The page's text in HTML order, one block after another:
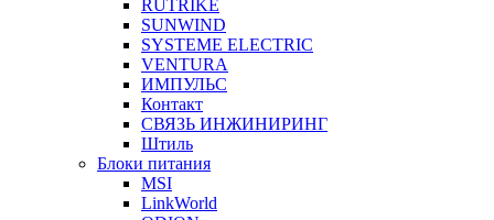
RUTRIKE
SUNWIND
SYSTEME ELECTRIC
VENTURA
ИМПУЛЬС
Контакт
СВЯЗЬ ИНЖИНИРИНГ
Штиль
Блоки питания
MSI
LinkWorld